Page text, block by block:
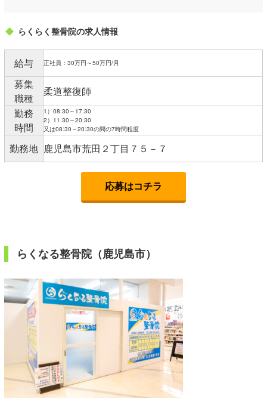
らくらく整骨院の求人情報
給与 正社員：30万円～50万円/月
募集
職種
柔道整復師
勤務
時間
1）08:30～17:30
2）11:30～20:30
又は08:30～20:30の間の7時間程度
勤務地 鹿児島市荒田２丁目７５－７
応募はコチラ
らくなる整骨院（鹿児島市）